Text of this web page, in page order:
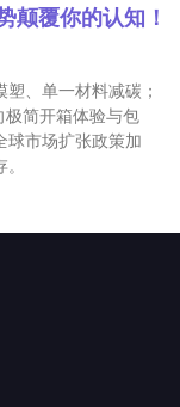
颠覆你的认知！
、单一材料减碳；
极简开箱体验与包
球市场扩张政策加